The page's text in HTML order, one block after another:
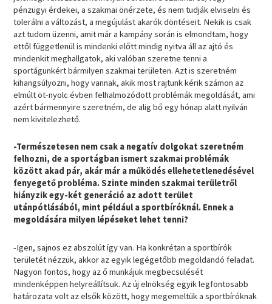
pénzügyi érdekei, a szakmai önérzete, és nem tudják elviselni és
tolerálni a változást, a megújulást akarók döntéseit. Nekik is csak
azt tudom üzenni, amit már a kampány során is elmondtam, hogy
ettől függetlenül is mindenki előtt mindig nyitva áll az ajtó és
mindenkit meghallgatok, aki valóban szeretne tenni a
sportágunkért bármilyen szakmai területen. Azt is szeretném
kihangsúlyozni, hogy vannak, akik most rajtunk kérik számon az
elmúlt öt-nyolc évben felhalmozódott problémák megoldását, ami
azért bármennyire szeretném, de alig bő egy hónap alatt nyilván
nem kivitelezhető.
-Természetesen nem csak a negatív dolgokat szeretném
felhozni, de a sportágban ismert szakmai problémák
között akad pár, akár már a működés ellehetetlenedésével
fenyegető probléma. Szinte minden szakmai területről
hiányzik egy-két generáció az adott terület
utánpótlásából, mint például a sportbíróknál. Ennek a
megoldására milyen lépéseket lehet tenni?
-Igen, sajnos ez abszolút így van. Ha konkrétan a sportbírók
területét nézzük, akkor az egyik legégetőbb megoldandó feladat.
Nagyon fontos, hogy az ő munkájuk megbecsülését
mindenképpen helyreállítsuk. Az új elnökség egyik legfontosabb
határozata volt az elsők között, hogy megemeltük a sportbíróknak